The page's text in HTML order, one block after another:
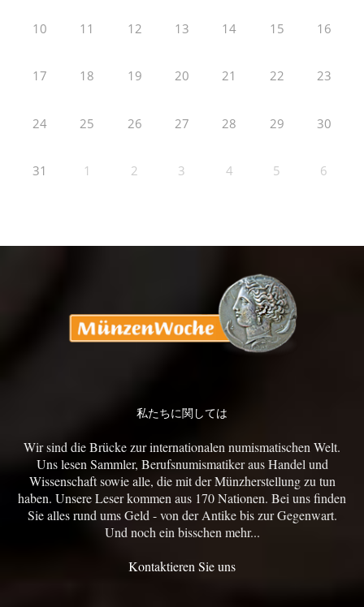
10 11 12 13 14 15 16
17 18 19 20 21 22 23
24 25 26 27 28 29 30
31 1 2 3 4 5 6
私たちに関しては
Wir sind die Brücke zur internationalen numismatischen Welt.
Uns lesen Sammler, Berufsnumismatiker aus Handel und
Wissenschaft sowie alle, die mit der Münzherstellung zu tun
haben. Unsere Leser kommen aus 170 Nationen. Bei uns finden
Sie alles rund ums Geld - von der Antike bis zur Gegenwart.
Und noch ein bisschen mehr...
Kontaktieren Sie uns